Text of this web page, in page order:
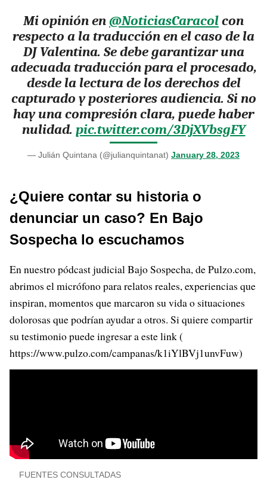
Mi opinión en@NoticiasCaracolcon
respecto a la traducción en el caso de la
DJ Valentina. Se debe garantizar una
adecuada traducción para el procesado,
desde la lectura de los derechos del
capturado y posteriores audiencia. Si no
hay una compresión clara, puede haber
nulidad. pic.twitter.com/3DjXVbsgFY
— Julián Quintana (@julianquintanat) January 28, 2023
¿Quiere contar su historia o
denunciar un caso? En Bajo
Sospecha lo escuchamos
En nuestro pódcast judicial Bajo Sospecha, de Pulzo.com,
abrimos el micrófono para relatos reales, experiencias que
inspiran, momentos que marcaron su vida o situaciones
dolorosas que podrían ayudar a otros. Si quiere compartir
su testimonio puede ingresar a este link (
https://www.pulzo.com/campanas/k1iYlBVj1unvFuw)
FUENTES CONSULTADAS